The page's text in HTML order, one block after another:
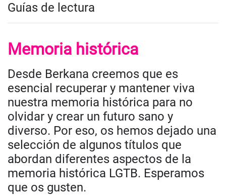
Guías de lectura
Memoria histórica
Desde Berkana creemos que es
esencial recuperar y mantener viva
nuestra memoria histórica para no
olvidar y crear un futuro sano y
diverso. Por eso, os hemos dejado una
selección de algunos títulos que
abordan diferentes aspectos de la
memoria histórica LGTB. Esperamos
que os gusten.